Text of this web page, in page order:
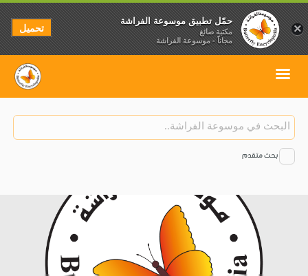
بحث متقدم
×
حمّل تطبيق موسوعة الفراشة
مكتبة صائغ
مجاناً - موسوعة الفراشة
تحميل